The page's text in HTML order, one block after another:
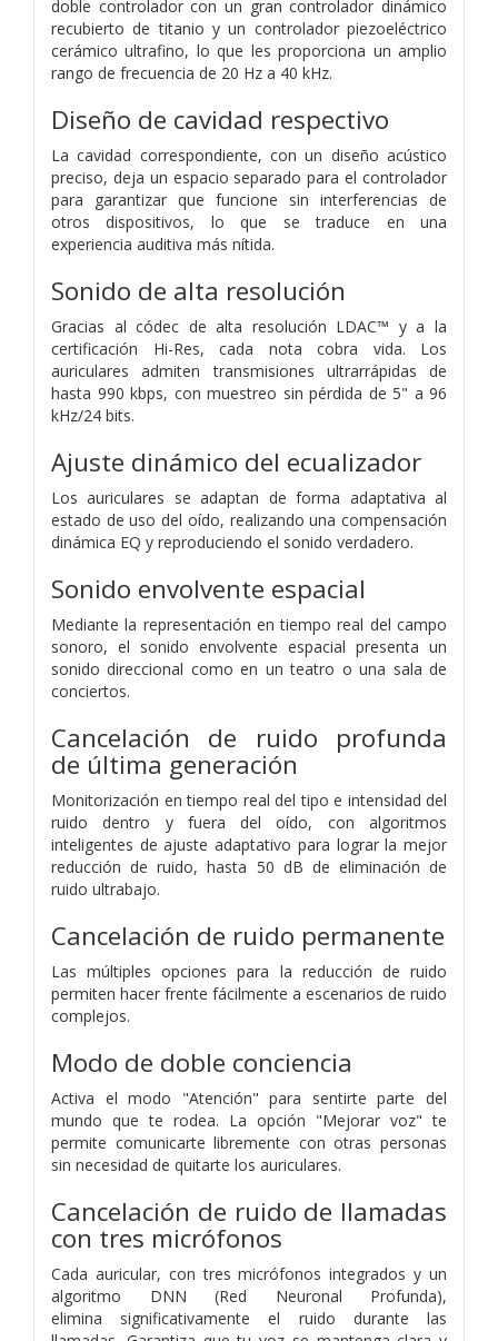
doble controlador con un gran controlador dinámico
recubierto de titanio y un controlador piezoeléctrico
cerámico ultrafino, lo que les proporciona un amplio
rango de frecuencia de 20 Hz a 40 kHz.
Diseño de cavidad respectivo
La cavidad correspondiente, con un diseño acústico
preciso, deja un espacio separado para el controlador
para garantizar que funcione sin interferencias de
otros dispositivos, lo que se traduce en una
experiencia auditiva más nítida.
Sonido de alta resolución
Gracias al códec de alta resolución LDAC™ y a la
certificación Hi-Res, cada nota cobra vida. Los
auriculares admiten transmisiones ultrarrápidas de
hasta 990 kbps, con muestreo sin pérdida de 5" a 96
kHz/24 bits.
Ajuste dinámico del ecualizador
Los auriculares se adaptan de forma adaptativa al
estado de uso del oído, realizando una compensación
dinámica EQ y reproduciendo el sonido verdadero.
Sonido envolvente espacial
Mediante la representación en tiempo real del campo
sonoro, el sonido envolvente espacial presenta un
sonido direccional como en un teatro o una sala de
conciertos.
Cancelación de ruido profunda
de última generación
Monitorización en tiempo real del tipo e intensidad del
ruido dentro y fuera del oído, con algoritmos
inteligentes de ajuste adaptativo para lograrla mejor
reducción de ruido,hasta 50 dB de eliminación de
ruido ultrabajo.
Cancelación de ruido permanente
Las múltiples opciones para la reducción de ruido
permiten hacer frente fácilmente a escenarios de ruido
complejos.
Modo de doble conciencia
Activa el modo "Atención" para sentirte parte del
mundo que te rodea. La opción "Mejorar voz" te
permite comunicarte libremente con otras personas
sin necesidad de quitarte los auriculares.
Cancelación de ruido de llamadas
con tres micrófonos
Cada auricular, con tres micrófonos integradosy un
algoritmo DNN (Red Neuronal Profunda),
elimina significativamente el ruido durante las